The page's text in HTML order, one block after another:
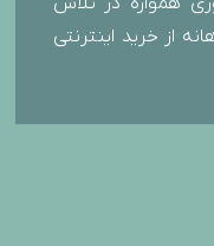
از خرید اینترنتی